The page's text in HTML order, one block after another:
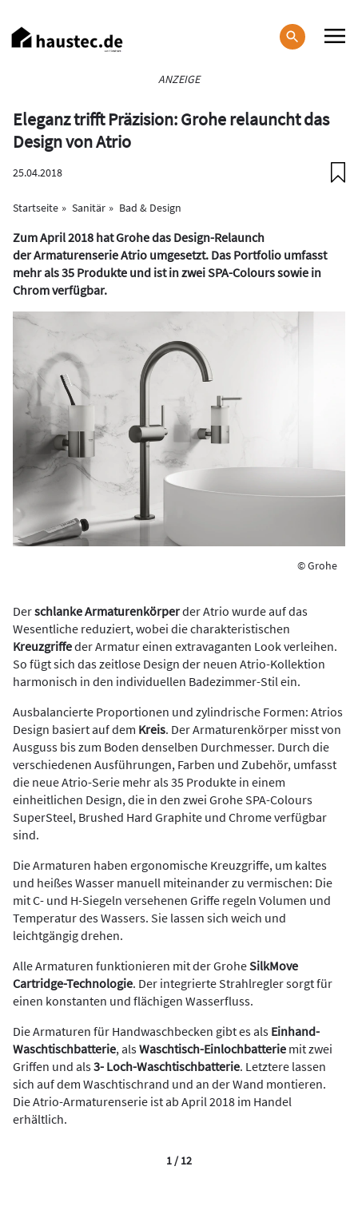
zum
Inhalt
ANZEIGE
Eleganz trifft Präzision: Grohe relauncht das
Design von Atrio
25.04.2018
Startseite Sanitär Bad & Design
Zum April 2018 hat Grohe das Design-Relaunch
der Armaturenserie Atrio umgesetzt. Das Portfolio umfasst
mehr als 35 Produkte und ist in zwei SPA-Colours sowie in
Chrom verfügbar.
© Grohe
Derschlanke Armaturenkörperder Atrio wurde auf das
Wesentliche reduziert, wobei die charakteristischen
Kreuzgriffeder Armatur einen extravaganten Look verleihen.
So fügt sich das zeitlose Design der neuen Atrio-Kollektion
harmonisch in den individuellen Badezimmer-Stil ein.
Ausbalancierte Proportionen und zylindrische Formen: Atrios
Design basiert auf dem Kreis. Der Armaturenkörper misst von
Ausguss bis zum Boden denselben Durchmesser. Durch die
verschiedenen Ausführungen, Farben und Zubehör, umfasst
die neue Atrio-Serie mehr als 35 Produkte in einem
einheitlichen Design, die in den zwei Grohe SPA-Colours
SuperSteel, Brushed Hard Graphite und Chrome verfügbar
sind.
Die Armaturen haben ergonomische Kreuzgriffe, um kaltes
und heißes Wasser manuell miteinander zu vermischen: Die
mit C- und H-Siegeln versehenen Griffe regeln Volumen und
Temperatur des Wassers. Sie lassen sich weich und
leichtgängig drehen.
Alle Armaturen funktionieren mit der GroheSilkMove
Cartridge-Technologie. Der integrierte Strahlregler sorgt für
einen konstanten und flächigen Wasserfluss.
Die Armaturen für Handwaschbecken gibt es als Einhand-
Waschtischbatterie, alsWaschtisch-Einlochbatterie mit zwei
Griffen und als3- Loch-Waschtischbatterie. Letztere lassen
sich auf dem Waschtischrand und an der Wand montieren.
Die Atrio-Armaturenserie ist ab April 2018 im Handel
erhältlich.
1 / 12